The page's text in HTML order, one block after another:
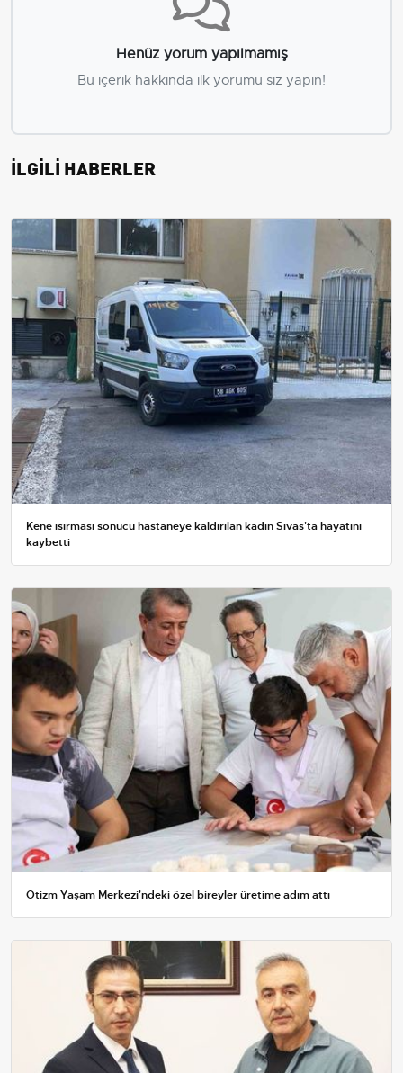
Henüz yorum yapılmamış
Bu içerik hakkında ilk yorumu siz yapın!
İLGİLİ HABERLER
Kene ısırması sonucu hastaneye kaldırılan kadın Sivas'ta hayatını
kaybetti
Otizm Yaşam Merkezi'ndeki özel bireyler üretime adım attı